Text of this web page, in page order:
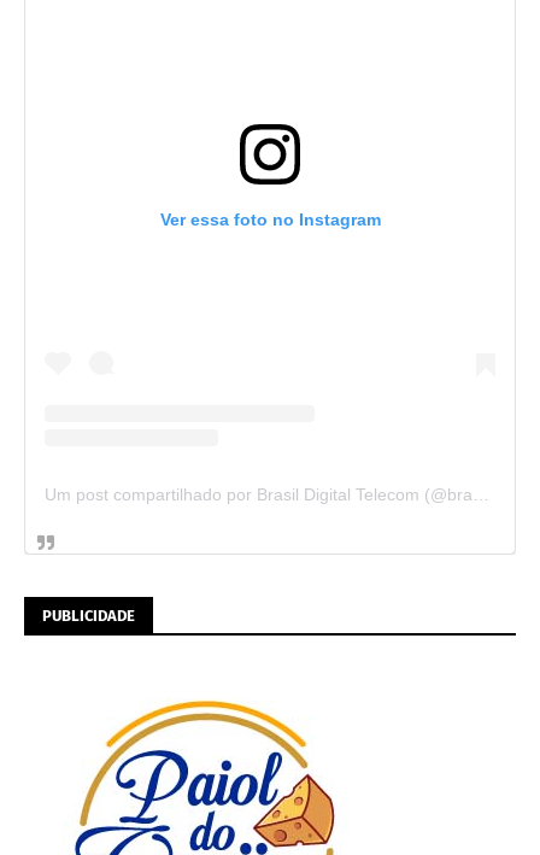
Ver essa foto no Instagram
Um post compartilhado por Brasil Digital Telecom (@brasildigitaltelecom)
PUBLICIDADE